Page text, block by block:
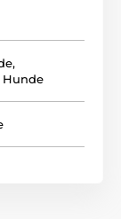
,
Hunde